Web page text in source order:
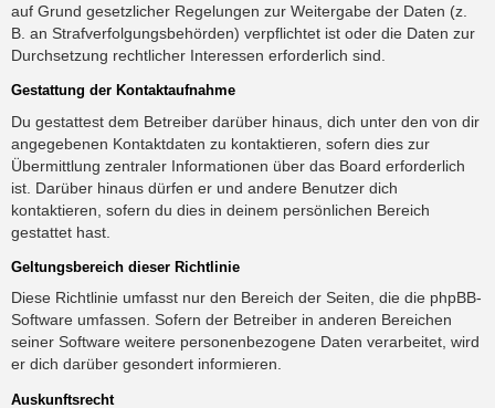
auf Grund gesetzlicher Regelungen zur Weitergabe der Daten (z.
B. an Strafverfolgungsbehörden) verpflichtet ist oder die Daten zur
Durchsetzung rechtlicher Interessen erforderlich sind.
Gestattung der Kontaktaufnahme
Du gestattest dem Betreiber darüber hinaus, dich unter den von dir
angegebenen Kontaktdaten zu kontaktieren, sofern dies zur
Übermittlung zentraler Informationen über das Board erforderlich
ist. Darüber hinaus dürfen er und andere Benutzer dich
kontaktieren, sofern du dies in deinem persönlichen Bereich
gestattet hast.
Geltungsbereich dieser Richtlinie
Diese Richtlinie umfasst nur den Bereich der Seiten, die die phpBB-
Software umfassen. Sofern der Betreiber in anderen Bereichen
seiner Software weitere personenbezogene Daten verarbeitet, wird
er dich darüber gesondert informieren.
Auskunftsrecht